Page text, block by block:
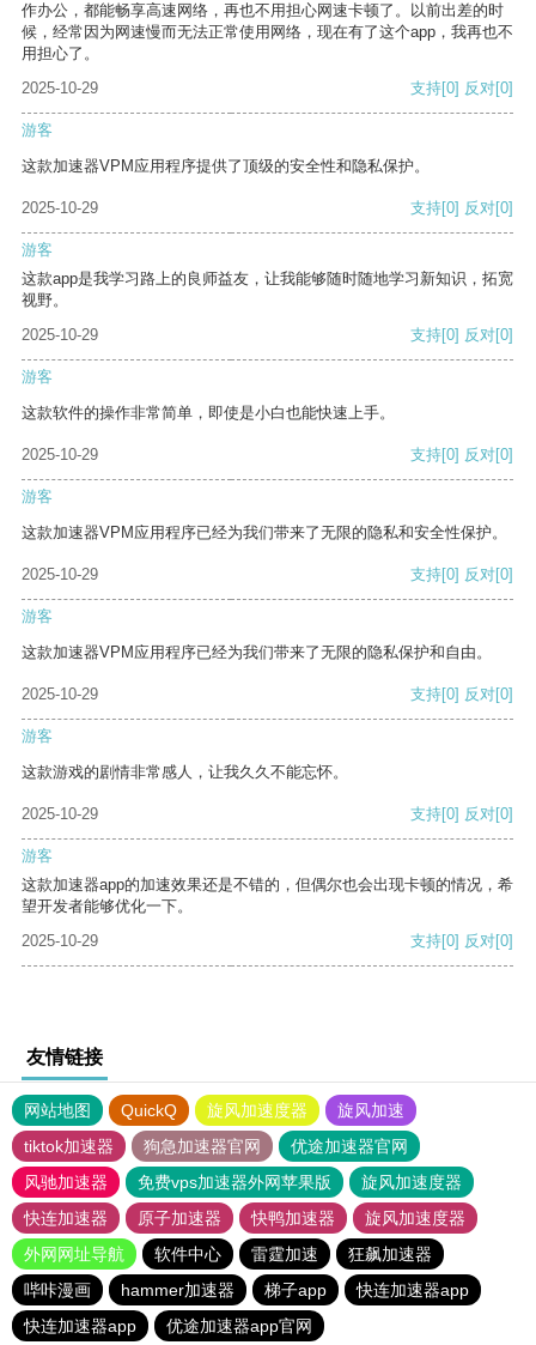
作办公，都能畅享高速网络，再也不用担心网速卡顿了。以前出差的时
候，经常因为网速慢而无法正常使用网络，现在有了这个app，我再也不
用担心了。
2025-10-29
支持[0] 反对[0]
游客
这款加速器VPM应用程序提供了顶级的安全性和隐私保护。
2025-10-29 支持[0] 反对[0]
游客
这款app是我学习路上的良师益友，让我能够随时随地学习新知识，拓宽
视野。
2025-10-29
支持[0] 反对[0]
游客
这款软件的操作非常简单，即使是小白也能快速上手。
2025-10-29 支持[0] 反对[0]
游客
这款加速器VPM应用程序已经为我们带来了无限的隐私和安全性保护。
2025-10-29 支持[0] 反对[0]
游客
这款加速器VPM应用程序已经为我们带来了无限的隐私保护和自由。
2025-10-29 支持[0] 反对[0]
游客
这款游戏的剧情非常感人，让我久久不能忘怀。
2025-10-29 支持[0] 反对[0]
游客
这款加速器app的加速效果还是不错的，但偶尔也会出现卡顿的情况，希
望开发者能够优化一下。
2025-10-29
支持[0] 反对[0]
友情链接
网站地图 QuickQ 旋风加速度器
旋风加速
tiktok加速器
狗急加速器官网
优途加速器官网
风驰加速器
免费vps加速器外网苹果版
旋风加速度器
快连加速器
原子加速器 快鸭加速器
旋风加速度器
外网网址导航
软件中心 雷霆加速
狂飙加速器
哔咔漫画
hammer加速器 梯子app
快连加速器app
快连加速器app
优途加速器app官网